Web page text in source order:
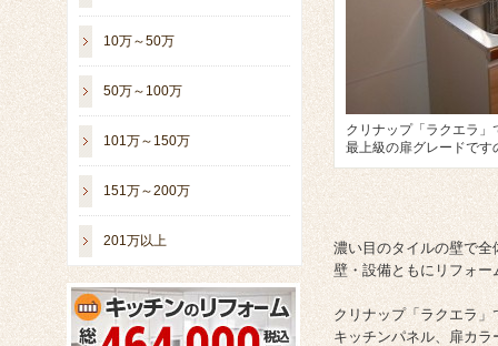
クリナップ「ラクエラ」
最上級の扉グレードで
濃い目のタイルの壁で
壁・設備ともにリフォー
クリナップ「ラクエラ」
キッチンパネル、扉カ
10万～50万
50万～100万
101万～150万
151万～200万
201万以上